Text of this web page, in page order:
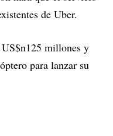
de Uber.
millones y
para lanzar su